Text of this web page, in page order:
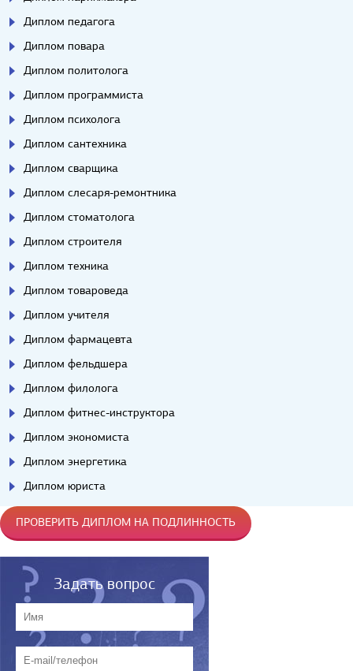
Диплом педагога
Диплом повара
Диплом политолога
Диплом программиста
Диплом психолога
Диплом сантехника
Диплом сварщика
Диплом слесаря-ремонтника
Диплом стоматолога
Диплом строителя
Диплом техника
Диплом товароведа
Диплом учителя
Диплом фармацевта
Диплом фельдшера
Диплом филолога
Диплом фитнес-инструктора
Диплом экономиста
Диплом энергетика
Диплом юриста
ПРОВЕРИТЬ ДИПЛОМ НА ПОДЛИННОСТЬ
Задать вопрос